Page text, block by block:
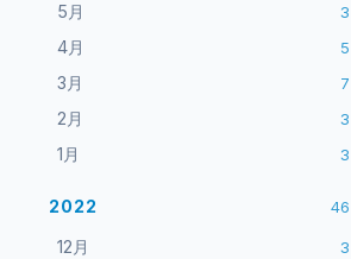
5月 3
4月 5
3月 7
2月 3
1月 3
2022 46
12月 3